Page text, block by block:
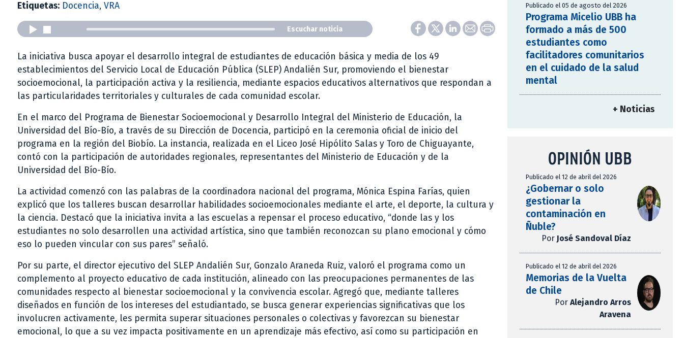
Etiquetas: Docencia, VRA
Escuchar noticia
La iniciativa busca apoyar el desarrollo integral de estudiantes de educación básica y media de los 49
establecimientos del Servicio Local de Educación Pública (SLEP) Andalién Sur, promoviendo el bienestar
socioemocional, la participación activa y la resiliencia, mediante espacios educativos alternativos que respondan a
las particularidades territoriales y culturales de cada comunidad escolar.
En el marco del Programa de Bienestar Socioemocional y Desarrollo Integral del Ministerio de Educación, la
Universidad del Bío-Bío, a través de su Dirección de Docencia, participó en la ceremonia oficial de inicio del
programa en la región del Biobío. La instancia, realizada en el Liceo José Hipólito Salas y Toro de Chiguayante,
contó con la participación de autoridades regionales, representantes del Ministerio de Educación y de la
Universidad del Bío-Bío.
La actividad comenzó con las palabras de la coordinadora nacional del programa, Mónica Espina Farías, quien
explicó que los talleres buscan desarrollar habilidades socioemocionales mediante el arte, el deporte, la cultura y
la ciencia. Destacó que la iniciativa invita a las escuelas a repensar el proceso educativo, “donde las y los
estudiantes no solo desarrollen una actividad artística, sino que también reconozcan su plano emocional y cómo
eso lo pueden vincular con sus pares” señaló.
Por su parte, el director ejecutivo del SLEP Andalién Sur, Gonzalo Araneda Ruiz, valoró el programa como un
complemento al proyecto educativo de cada institución, alineado con las preocupaciones permanentes de las
comunidades respecto al bienestar socioemocional y la convivencia escolar. Agregó que, mediante talleres
diseñados en función de los intereses del estudiantado, se busca generar experiencias significativas que los
involucren activamente, les permita superar situaciones personales o colectivas y favorezcan su bienestar
emocional, lo que a su vez impacta positivamente en un aprendizaje más efectivo, así como su participación en
Publicado el 05 de agosto del 2026
Programa Micelio UBB ha
formado a más de 500
estudiantes como
facilitadores comunitarios
en el cuidado de la salud
mental
+ Noticias
OPINIÓN UBB
Publicado el 12 de abril del 2026
¿Gobernar o solo
gestionar la
contaminación en
Ñuble?
Por José Sandoval Díaz
Publicado el 12 de abril del 2026
Memorias de la Vuelta
de Chile
Por Alejandro Arros
Aravena